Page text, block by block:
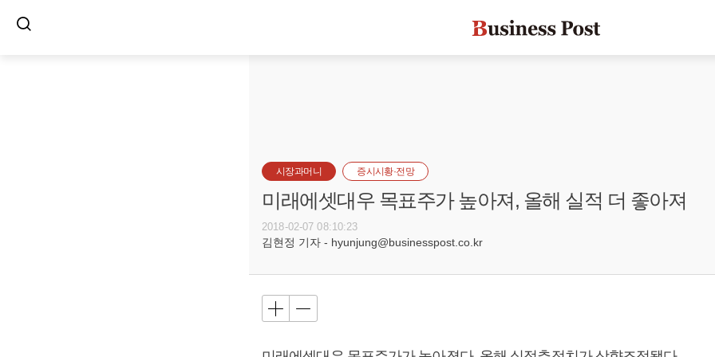
시장과머니 증시시황·전망
미래에셋대우 목표주가 높아져, 올해 실적 더 좋아져
2018-02-07 08:10:23
김현정 기자 - hyunjung@businesspost.co.kr